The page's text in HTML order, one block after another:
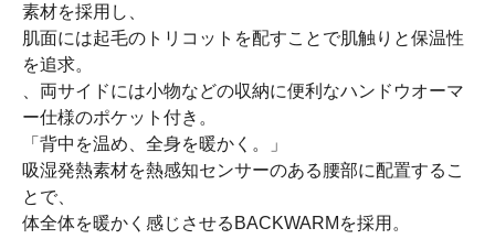
素材を採用し、
肌面には起毛のトリコットを配すことで肌触りと保温性
を追求。
、両サイドには小物などの収納に便利なハンドウオーマ
ー仕様のポケット付き。
「背中を温め、全身を暖かく。」
吸湿発熱素材を熱感知センサーのある腰部に配置するこ
とで、
体全体を暖かく感じさせるBACKWARMを採用。